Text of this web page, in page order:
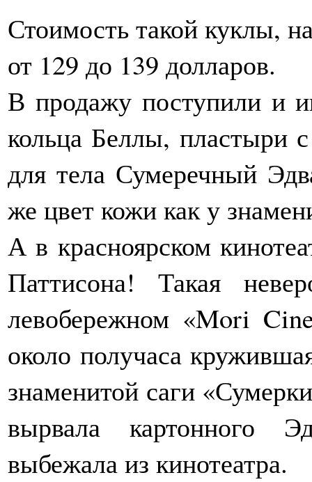
Стоимость такой куклы,
от 129 до 139 долларов.
В продажу поступили и
кольца Беллы, пластыри
для тела Сумеречный
же цвет кожи как у
А в красноярском
Паттисона! Такая
левобережном «Mori
около получаса
знаменитой саги
вырвала картонного
выбежала из кинотеатра.